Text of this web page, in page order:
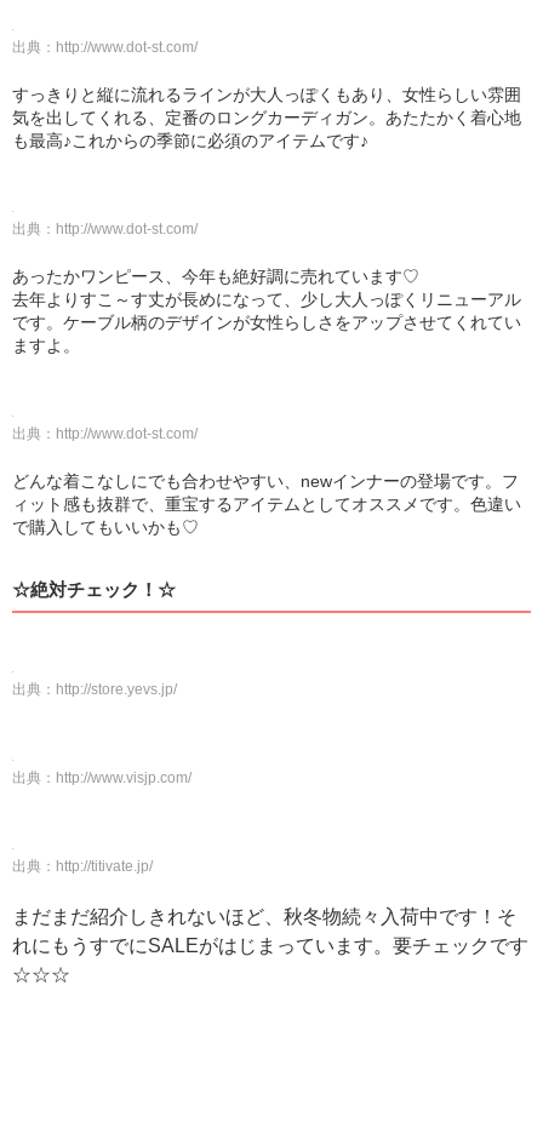
出典： http://www.dot-st.com/
すっきりと縦に流れるラインが大人っぽくもあり、女性らしい雰囲
気を出してくれる、定番のロングカーディガン。あたたかく着心地
も最高♪これからの季節に必須のアイテムです♪
出典： http://www.dot-st.com/
あったかワンピース、今年も絶好調に売れています♡
去年よりすこ～す丈が長めになって、少し大人っぽくリニューアル
です。ケーブル柄のデザインが女性らしさをアップさせてくれてい
ますよ。
出典： http://www.dot-st.com/
どんな着こなしにでも合わせやすい、newインナーの登場です。フ
ィット感も抜群で、重宝するアイテムとしてオススメです。色違い
で購入してもいいかも♡
☆絶対チェック！☆
出典： http://store.yevs.jp/
出典： http://www.visjp.com/
出典： http://titivate.jp/
まだまだ紹介しきれないほど、秋冬物続々入荷中です！そ
れにもうすでにSALEがはじまっています。要チェックです
☆☆☆